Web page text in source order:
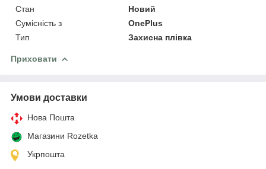
Стан
Новий
Сумісність з
OnePlus
Тип
Захисна плівка
Приховати
Умови доставки
Нова Пошта
Магазини Rozetka
Укрпошта